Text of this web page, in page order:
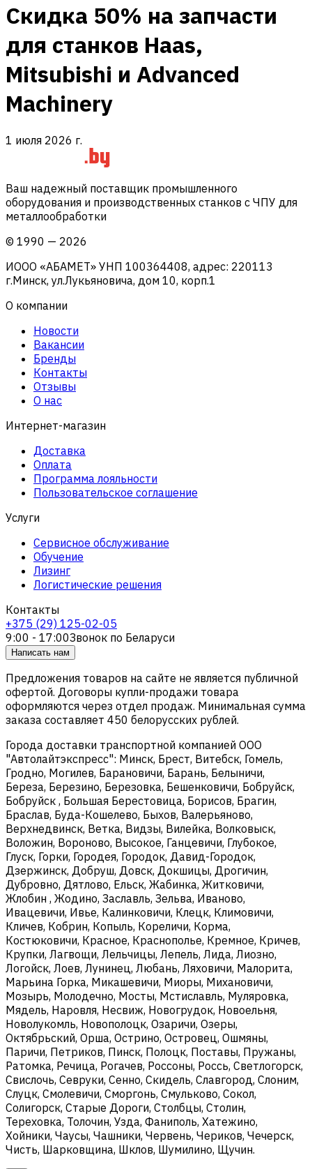
Скидка 50% на запчасти
для станков Haas,
Mitsubishi и Advanced
Machinery
1 июля 2026 г.
Ваш надежный поставщик промышленного
оборудования и производственных станков с ЧПУ для
металлообработки
© 1990 — 2026
ИООО «АБАМЕТ» УНП 100364408, адрес: 220113
г.Минск, ул.Лукьяновича, дом 10, корп.1
О компании
Новости
Вакансии
Бренды
Контакты
Отзывы
О нас
Интернет-магазин
Доставка
Оплата
Программа лояльности
Пользовательское соглашение
Услуги
Сервисное обслуживание
Обучение
Лизинг
Логистические решения
Контакты
+375 (29) 125-02-05
9:00 - 17:00Звонок по Беларуси
Написать нам
Предложения товаров на сайте не является публичной
офертой. Договоры купли-продажи товара
оформляются через отдел продаж. Минимальная сумма
заказа составляет 450 белорусских рублей.
Города доставки транспортной компанией ООО
"Автолайтэкспресс": Минск, Брест, Витебск, Гомель,
Гродно, Могилев, Барановичи, Барань, Белыничи,
Береза, Березино, Березовка, Бешенковичи, Бобруйск,
Бобруйск , Большая Берестовица, Борисов, Брагин,
Браслав, Буда-Кошелево, Быхов, Валерьяново,
Верхнедвинск, Ветка, Видзы, Вилейка, Волковыск,
Воложин, Вороново, Высокое, Ганцевичи, Глубокое,
Глуск, Горки, Городея, Городок, Давид-Городок,
Дзержинск, Добруш, Довск, Докшицы, Дрогичин,
Дубровно, Дятлово, Ельск, Жабинка, Житковичи,
Жлобин , Жодино, Заславль, Зельва, Иваново,
Ивацевичи, Ивье, Калинковичи, Клецк, Климовичи,
Кличев, Кобрин, Копыль, Кореличи, Корма,
Костюковичи, Красное, Краснополье, Кремное, Кричев,
Крупки, Лагвощи, Лельчицы, Лепель, Лида, Лиозно,
Логойск, Лоев, Лунинец, Любань, Ляховичи, Малорита,
Марьина Горка, Микашевичи, Миоры, Михановичи,
Мозырь, Молодечно, Мосты, Мстиславль, Муляровка,
Мядель, Наровля, Несвиж, Новогрудок, Новоельня,
Новолукомль, Новополоцк, Озаричи, Озеры,
Октябрьский, Орша, Острино, Островец, Ошмяны,
Паричи, Петриков, Пинск, Полоцк, Поставы, Пружаны,
Ратомка, Речица, Рогачев, Россоны, Россь, Светлогорск,
Свислочь, Севруки, Сенно, Скидель, Славгород, Слоним,
Слуцк, Смолевичи, Сморгонь, Смульково, Сокол,
Солигорск, Старые Дороги, Столбцы, Столин,
Тереховка, Толочин, Узда, Фаниполь, Хатежино,
Хойники, Чаусы, Чашники, Червень, Чериков, Чечерск,
Чисть, Шарковщина, Шклов, Шумилино, Щучин.